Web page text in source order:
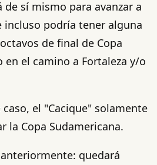
sí mismo para avanzar a
incluso podría tener alguna
de final de Copa
en el camino a Fortaleza y/o
caso, el "Cacique" solamente
la Copa Sudamericana.
quedará